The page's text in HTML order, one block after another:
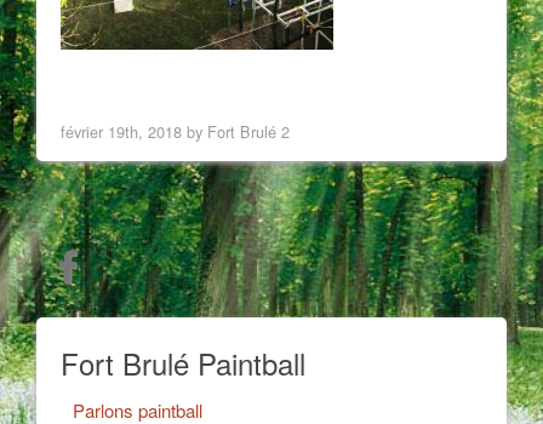
février 19th, 2018 by Fort Brulé 2
Fort Brulé Paintball
Parlons paintball